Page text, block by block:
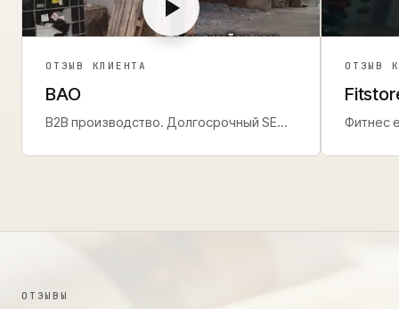
ОТЗЫВ КЛИЕНТА
BAO
B2B производство. Долгосрочный SEO
ОТЗЫВ
Фитнес
ОТЗЫВЫ